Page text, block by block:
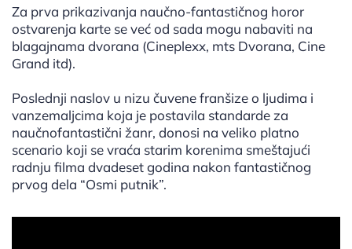
Za prva prikazivanja naučno-fantastičnog horor
ostvarenja karte se već od sada mogu nabaviti na
blagajnama dvorana (Cineplexx, mts Dvorana, Cine
Grand itd).
Poslednji naslov u nizu čuvene franšize o ljudima i
vanzemaljcima koja je postavila standarde za
naučnofantastični žanr, donosi na veliko platno
scenario koji se vraća starim korenima smeštajući
radnju filma dvadeset godina nakon fantastičnog
prvog dela “Osmi putnik”.